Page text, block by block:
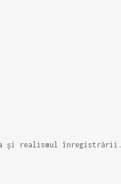
și realismul înregistrării.